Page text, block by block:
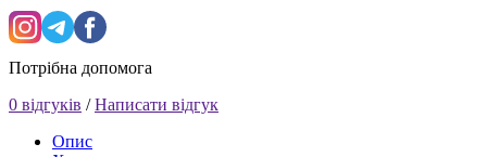
Потрібна допомога
0 відгуків /Написати відгук
Опис